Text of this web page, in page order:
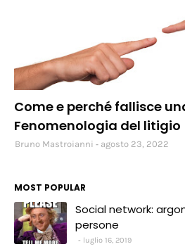
Come e perché fallisce
Fenomenologia del litigio
Bruno Mastroianni agosto 23, 2022
MOST POPULAR
Social network:
persone
luglio 16, 2019